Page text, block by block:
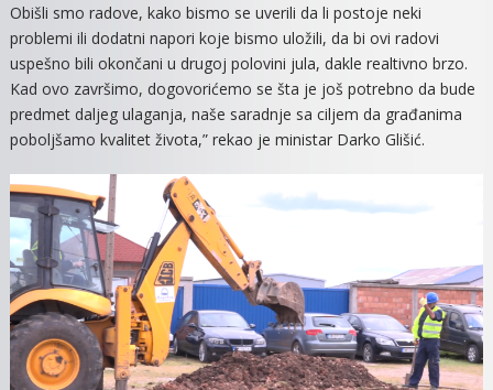
Obišli smo radove, kako bismo se uverili da li postoje neki
problemi ili dodatni napori koje bismo uložili, da bi ovi radovi
uspešno bili okončani u drugoj polovini jula, dakle realtivno brzo.
Kad ovo završimo, dogovorićemo se šta je još potrebno da bude
predmet daljeg ulaganja, naše saradnje sa ciljem da građanima
poboljšamo kvalitet života,” rekao je ministar Darko Glišić.